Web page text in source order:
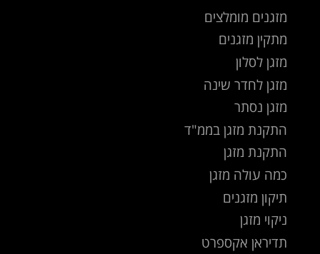
מזגנים מומלצים
מתקין מזגנים
מזגן לסלון
מזגן לחדר שינה
מזגן נסתר
התקנת מזגן בממ"ד
התקנת מזגן
כמה עולה מזגן
תיקון מזגנים
ניקוי מזגן
תדיראן אקספרט